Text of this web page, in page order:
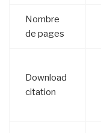
Nombre
de pages
Download
citation